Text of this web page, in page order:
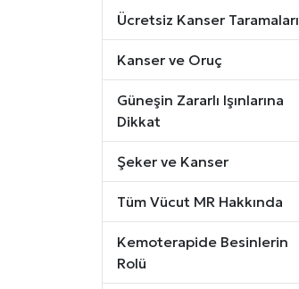
Ücretsiz Kanser Taramaları
Kanser ve Oruç
Güneşin Zararlı Işınlarına
Dikkat
Şeker ve Kanser
Tüm Vücut MR Hakkında
Kemoterapide Besinlerin
Rolü